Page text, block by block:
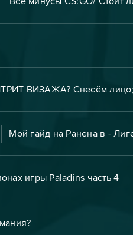
ВИЗАЖА? Снесём
Мой гайд на Ранена в -
игры Paladins часть 4